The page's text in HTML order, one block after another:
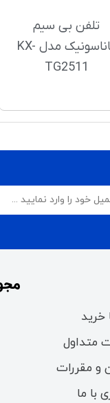
تلفن بی سیم
پاناسونیک مدل KX-
TG2511
خرید
متداول
و مقررات
با ما